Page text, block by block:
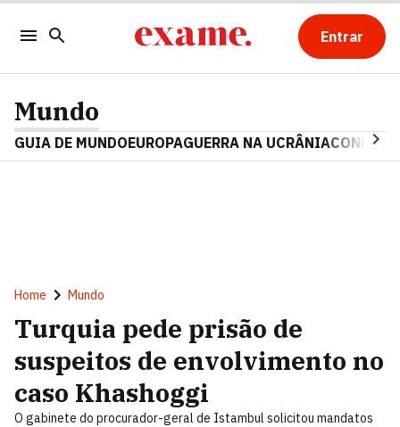
Entrar
Mundo
GUIA DE MUNDOEUROPAGUERRA NA UCRÂNIA
Home Mundo
Turquia pede prisão de
suspeitos de envolvimento no
caso Khashoggi
O gabinete do procurador-geral de Istambul solicitou mandatos